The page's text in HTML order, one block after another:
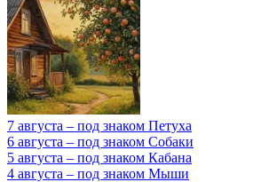
7 августа – под знаком Петуха
6 августа – под знаком Собаки
5 августа – под знаком Кабана
4 августа – под знаком Мыши